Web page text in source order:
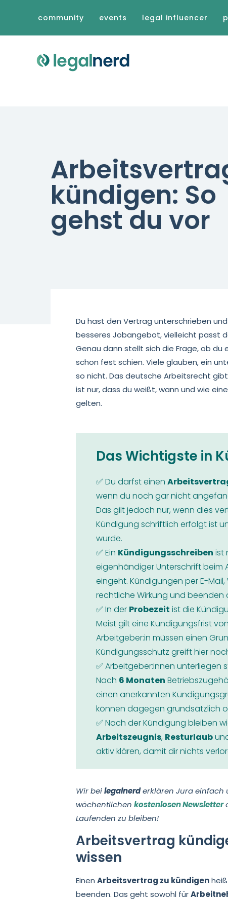
community events legal influencer
kündigen: So
gehst du vor
Du hast den Vertrag unterschrieben
besseres Jobangebot, vielleicht passt
Genau dann stellt sich die Frage, ob du
schon fest schien. Viele glauben, ein
so nicht. Das deutsche Arbeitsrecht
ist nur, dass du weißt, wann und wie
gelten.
Das Wichtigste in
✅ Du darfst einen
wenn du noch gar nicht
Das gilt jedoch nur, wenn dies
Kündigung schriftlich erfolgt ist
wurde.
✅ Ein Kündigungsschreiben ist
eigenhändiger Unterschrift beim
eingeht. Kündigungen per E-
rechtliche Wirkung und beenden
✅ In der Probezeit ist die
Meist gilt eine Kündigungsfrist
Arbeitgeber:in müssen einen
Kündigungsschutz greift hier
✅ Arbeitgeber:innen unterliegen
Nach 6 Monaten
einen anerkannten
können dagegen grundsätzlich
✅ Nach der Kündigung bleiben
Arbeitszeugnis, Resturlaub
aktiv klären, damit dir nichts
Wir beilegalnerderklären Jura einfach
wöchentlichen kostenlosen Newsletter
Laufenden zu bleiben!
Arbeitsvertrag
wissen
Einen Arbeitsvertrag zu kündigen
beenden. Das geht sowohl für